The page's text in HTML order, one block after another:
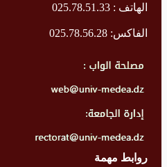
الهاتف : 025.78.51.33
الفاكس: 025.78.56.28
روابط مهمة